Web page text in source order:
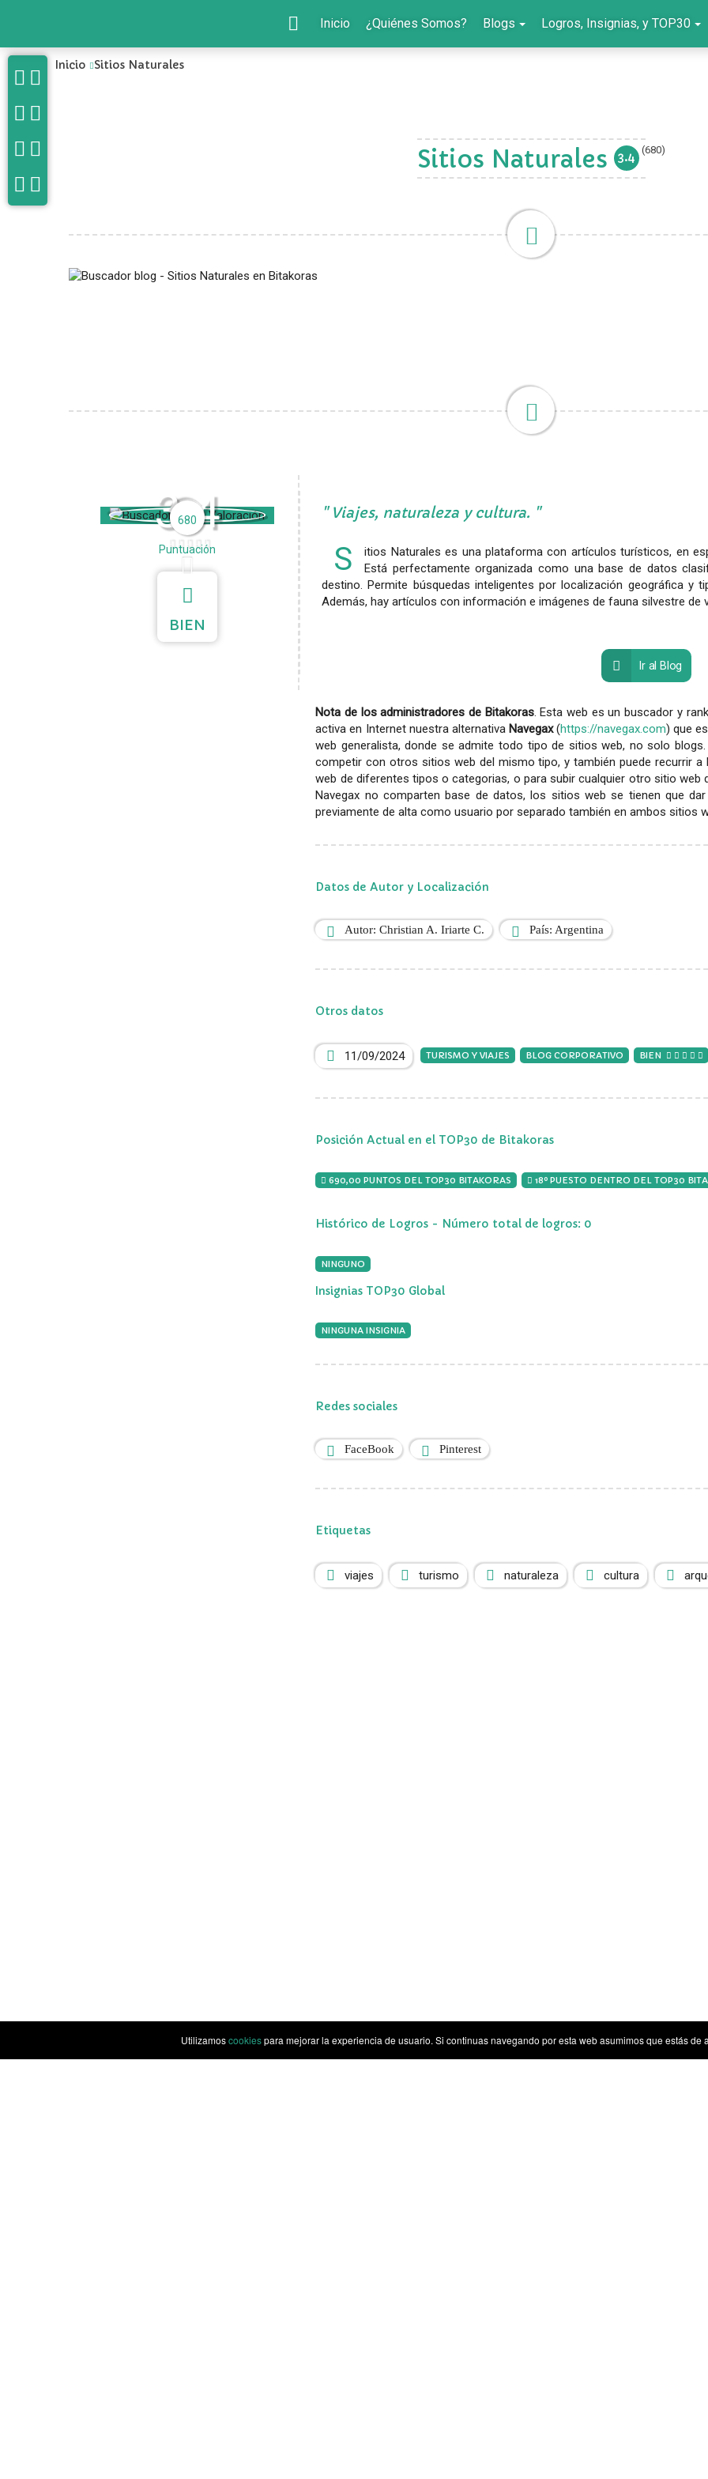
Inicio ¿Quiénes Somos? Blogs Logros, Insignias, y TOP30
Inicio Sitios Naturales
Sitios Naturales 3.4 (680)
3.4
680
Puntuación
BIEN
Viajes, naturaleza y cultura.
S
itios Naturales es una plataforma con artículos turísticos, en
Está perfectamente organizada como una base de datos
destino. Permite búsquedas inteligentes por localización geográfica y
Además, hay artículos con información e imágenes de fauna silvestre de
Ir al Blog
Nota de los administradores de Bitakoras. Esta web es un buscador y
activa en Internet nuestra alternativa Navegax(https://navegax.com) que
web generalista, donde se admite todo tipo de sitios web, no solo
competir con otros sitios web del mismo tipo, y también puede recurrir
web de diferentes tipos o categorias, o para subir cualquier otro sitio web
Navegax no comparten base de datos, los sitios web se tienen que
previamente de alta como usuario por separado también en ambos sitios
Datos de Autor y Localización
Autor: Christian A. Iriarte C. País: Argentina
Otros datos
11/09/2024 TURISMO Y VIAJES BLOG CORPORATIVO BIEN
Posición Actual en el TOP30 de Bitakoras
690,00 PUNTOS DEL TOP30 BITAKORAS 18º PUESTO DENTRO DEL TOP30
Histórico de Logros - Número total de logros: 0
NINGUNO
Insignias TOP30 Global
NINGUNA INSIGNIA
Redes sociales
FaceBook Pinterest
Etiquetas
viajes turismo naturaleza cultura
Utilizamoscookiespara mejorar la experiencia de usuario. Si continuas navegando por esta web asumimos que estás de